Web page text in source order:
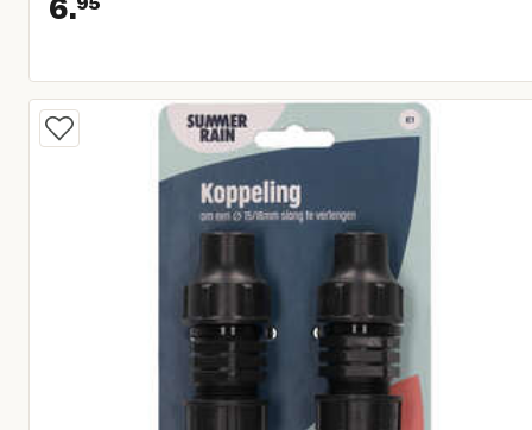
Huidige prijs € 6,95